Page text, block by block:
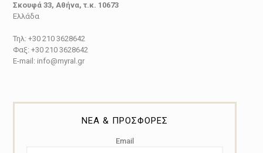
Σκουφά 33, Αθήνα, τ.κ. 10673
Ελλάδα
Τηλ: +30 210 3628642
Φαξ: +30 210 3628642
E-mail: info@myral.gr
ΝΕΑ & ΠΡΟΣΦΟΡΕΣ
Email